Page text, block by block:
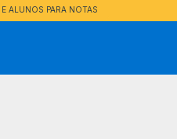
ALUNOS PARA NOTAS